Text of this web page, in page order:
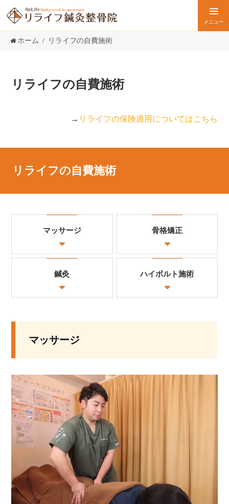
ホーム リライフの自費施術
リライフの自費施術
→ リライフの保険適用についてはこちら
リライフの自費施術
マッサージ 骨格矯正
鍼灸 ハイボルト施術
マッサージ